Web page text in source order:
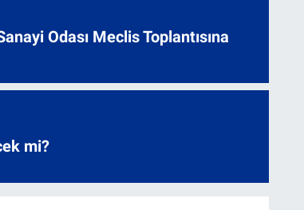
Odası Meclis Toplantısına
mi?